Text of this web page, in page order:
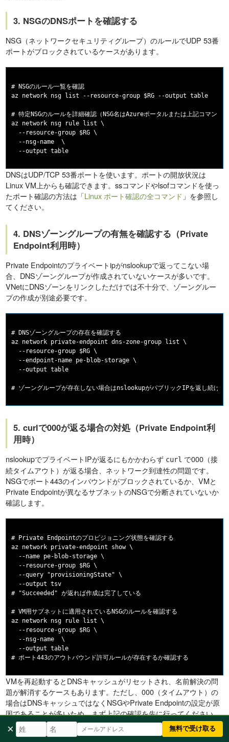
3. NSGのDNSポートを確認する
NSG（ネットワークセキュリティグループ）のルールでUDP 53番
ポートがブロックされているケースがあります。
# NSGのルール一覧を確認
az network nsg list --resource-group $RG --output table
# 特定NSGのルールを詳細確認（NSG名はAzureポータルまたは上記コマンド
az network nsg rule list \
  --resource-group $RG \
  --nsg-name
\
DNSはUDP/TCP 53番ポートを使います。ポートの開放状況は
Linux VM上からも確認できます。ssコマンドやlsofコマンドを使っ
たポート確認の方法は「Linux ポート確認の全コマンド 」を参照し
てください。
4. DNSゾーングループの有無を確認する（Private
Endpoint利用時）
Private Endpointのプライベートipがnslookupで返ってこない場
合、DNSゾーングループが作成されていないケースが多いです。
VNetにDNSゾーンをリンクしただけでは不十分で、ゾーングルー
プの作成が別途必要です。
# DNSゾーングループの存在を確認する
az network private-endpoint dns-zone-group list \
  --resource-group $RG \
  --endpoint-name pe-blob-storage \
  --output table
5. curlで000が返る場合の対処（Private Endpoint利
用時）
nslookupでプライベートIPが返るにもかかわらず curl で000（接
続タイムアウト）が返る場合、ネットワーク到達性の問題です。
NSGでポート443のインバウンドがブロックされているか、VMと
Private Endpointが異なるサブネットのNSGで分断されていないか
確認します。
# Private Endpointのプロビジョニング状態を確認する
az network private-endpoint show \
  --name pe-blob-storage \
  --resource-group $RG \
  --query "provisioningState" \
  --output tsv
# "Succeeded" が返れば作成は完了している
# VM用サブネットに適用されているNSGのルールを確認する
az network nsg rule list \
  --resource-group $RG \
  --nsg-name
\
  --output table
VMを再起動するとDNSキャッシュがリセットされ、名前解決の問
題が解消するケースもあります。ただし、000（タイムアウト）の
場合はDNSキャッシュではなくNSGやPrivate Endpointの設定が原
因であることが多いため、まず上記の確認を先に行ってください。
× 無料で受け取る